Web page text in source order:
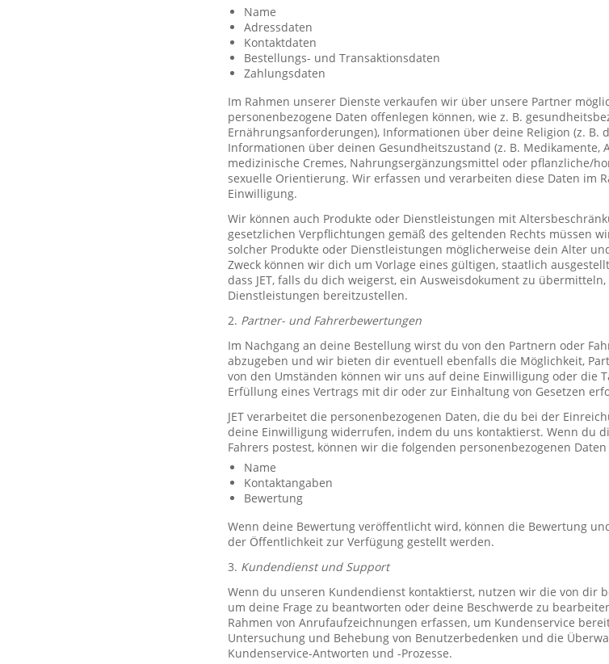
Name
Adressdaten
Kontaktdaten
Bestellungs- und Transaktionsdaten
Zahlungsdaten
Im Rahmen unserer Dienste verkaufen wir über unsere Partner
personenbezogene Daten offenlegen können, wie z. B.
Ernährungsanforderungen), Informationen über deine Religion (z. B.
Informationen über deinen Gesundheitszustand (z. B. Medikamente,
medizinische Cremes, Nahrungsergänzungsmittel oder pflanzliche/
sexuelle Orientierung. Wir erfassen und verarbeiten diese Daten im
Einwilligung.
Wir können auch Produkte oder Dienstleistungen mit
gesetzlichen Verpflichtungen gemäß des geltenden Rechts müssen
solcher Produkte oder Dienstleistungen möglicherweise dein Alter
Zweck können wir dich um Vorlage eines gültigen, staatlich
dass JET, falls du dich weigerst, ein Ausweisdokument zu
Dienstleistungen bereitzustellen.
2. Partner- und Fahrerbewertungen
Im Nachgang an deine Bestellung wirst du von den Partnern oder
abzugeben und wir bieten dir eventuell ebenfalls die Möglichkeit,
von den Umständen können wir uns auf deine Einwilligung oder die
Erfüllung eines Vertrags mit dir oder zur Einhaltung von Gesetzen
JET verarbeitet die personenbezogenen Daten, die du bei der
deine Einwilligung widerrufen, indem du uns kontaktierst. Wenn du
Fahrers postest, können wir die folgenden personenbezogenen
Name
Kontaktangaben
Bewertung
Wenn deine Bewertung veröffentlicht wird, können die Bewertung
der Öffentlichkeit zur Verfügung gestellt werden.
3. Kundendienst und Support
Wenn du unseren Kundendienst kontaktierst, nutzen wir die von dir
um deine Frage zu beantworten oder deine Beschwerde zu
Rahmen von Anrufaufzeichnungen erfassen, um Kundenservice
Untersuchung und Behebung von Benutzerbedenken und die
Kundenservice-Antworten und -Prozesse.